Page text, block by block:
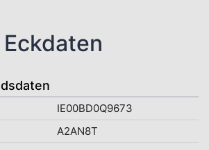
Eckdaten
IE00BD0Q9673
A2AN8T